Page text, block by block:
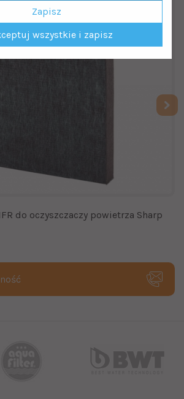
do oczyszczaczy powietrza Sharp
Zapisz
wszystkie i zapisz